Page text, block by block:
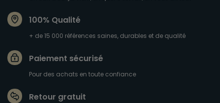
100% Qualité
+ de 15 000 références saines, durables et de qualité
Paiement sécurisé
Pour des achats en toute confiance
Retour gratuit